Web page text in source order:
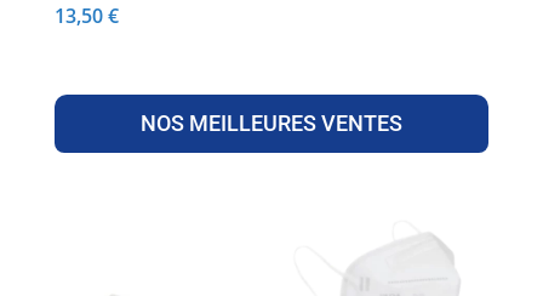
13,50€
NOS MEILLEURES VENTES